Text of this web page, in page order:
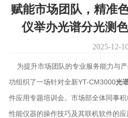
赋能市场团队，精准
仪举办光谱分光测
2025-12-
为提升市场团队的专业服务能力与
功组织了一场针对全新YT-CM3000光
件应用专题培训会。市场部全体同事
性能仪器的操作技巧及其联机软件的